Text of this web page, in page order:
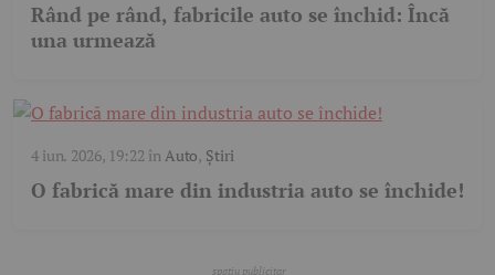
Rând pe rând, fabricile auto se închid: Încă
una urmează
4 iun. 2026, 19:22 înAuto, Știri
O fabrică mare din industria auto se închide!